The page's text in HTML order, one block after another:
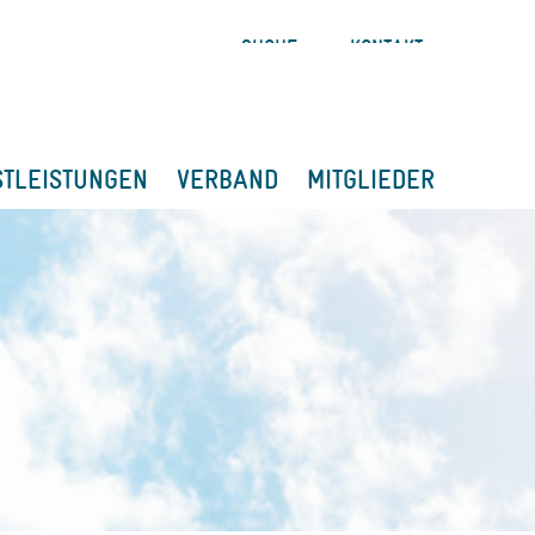
SUCHE KONTAKT
VERBAND MITGLIEDER